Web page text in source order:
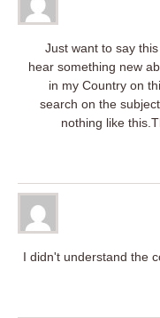
Just want to say
hear something new
in my Country on
search on the
nothing like
I didn't understand the